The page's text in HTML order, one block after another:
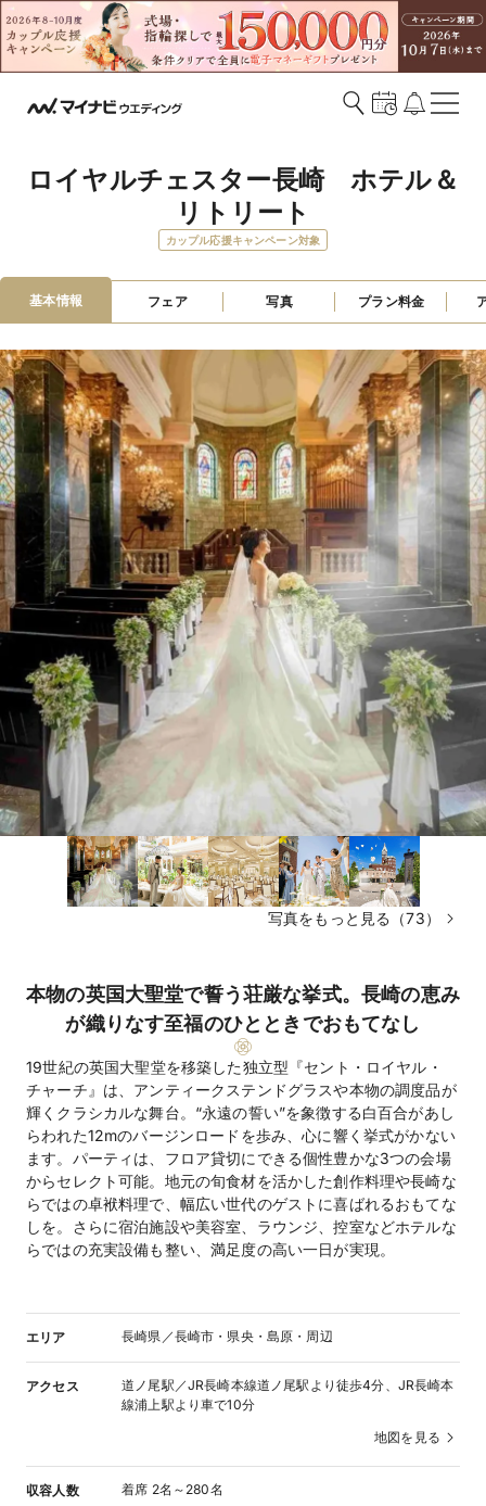
ロイヤルチェスター長崎　ホテル＆
リトリート
カップル応援キャンペーン対象
基本情報 フェア 写真 プラン料金
写真をもっと見る（73）
本物の英国大聖堂で誓う荘厳な挙式。長崎の恵み
が織りなす至福のひとときでおもてなし
19世紀の英国大聖堂を移築した独立型『セント・ロイヤル・
チャーチ』は、アンティークステンドグラスや本物の調度品が
輝くクラシカルな舞台。“永遠の誓い”を象徴する白百合があし
らわれた12mのバージンロードを歩み、心に響く挙式がかない
ます。パーティは、フロア貸切にできる個性豊かな3つの会場
からセレクト可能。地元の旬食材を活かした創作料理や長崎な
らではの卓袱料理で、幅広い世代のゲストに喜ばれるおもてな
しを。さらに宿泊施設や美容室、ラウンジ、控室などホテルな
らではの充実設備も整い、満足度の高い一日が実現。
エリア 長崎県／長崎市・県央・島原・周辺
アクセス
道ノ尾駅／JR長崎本線道ノ尾駅より徒歩4分、JR長崎本
線浦上駅より車で10分
地図を見る
収容人数 着席 2名～280名